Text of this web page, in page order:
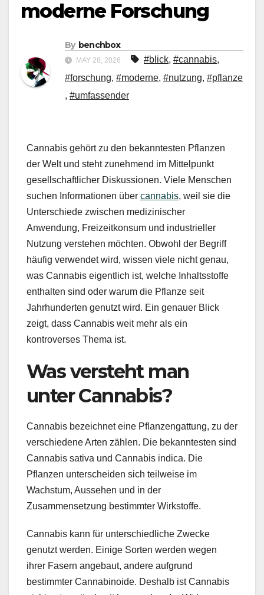
moderne Forschung
By benchbox
MAY 28, 2026 #blick, #cannabis,
#forschung, #moderne, #nutzung, #pflanze
, #umfassender
Cannabis gehört zu den bekanntesten Pflanzen
der Welt und steht zunehmend im Mittelpunkt
gesellschaftlicher Diskussionen. Viele Menschen
suchen Informationen über cannabis, weil sie die
Unterschiede zwischen medizinischer
Anwendung, Freizeitkonsum und industrieller
Nutzung verstehen möchten. Obwohl der Begriff
häufig verwendet wird, wissen viele nicht genau,
was Cannabis eigentlich ist, welche Inhaltsstoffe
enthalten sind oder warum die Pflanze seit
Jahrhunderten genutzt wird. Ein genauer Blick
zeigt, dass Cannabis weit mehr als ein
kontroverses Thema ist.
Was versteht man
unter Cannabis?
Cannabis bezeichnet eine Pflanzengattung, zu der
verschiedene Arten zählen. Die bekanntesten sind
Cannabis sativa und Cannabis indica. Die
Pflanzen unterscheiden sich teilweise im
Wachstum, Aussehen und in der
Zusammensetzung bestimmter Wirkstoffe.
Cannabis kann für unterschiedliche Zwecke
genutzt werden. Einige Sorten werden wegen
ihrer Fasern angebaut, andere aufgrund
bestimmter Cannabinoide. Deshalb ist Cannabis